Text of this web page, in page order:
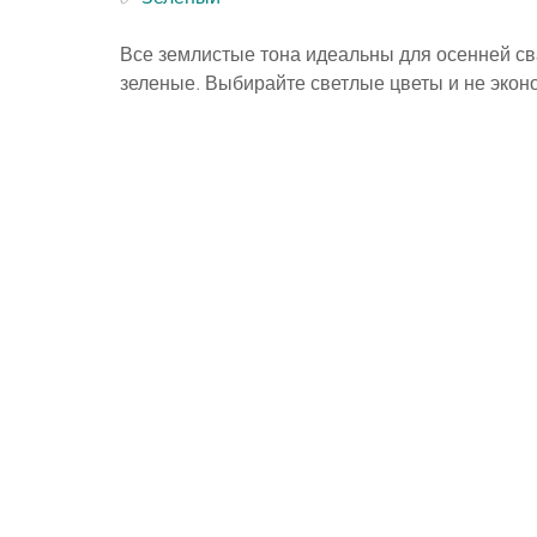
Все землистые тона идеальны для осенней
зеленые. Выбирайте светлые цветы и не